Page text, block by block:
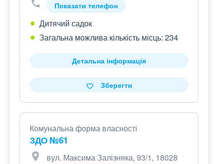
Показати телефон
Дитячий садок
Загальна можлива кількість місць: 234
Детальна інформація
Зберегти
Комунальна форма власності
ЗДО №61
вул. Максима Залізняка, 93/1, 18028